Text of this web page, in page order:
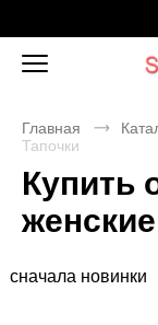
Главная
Тапочки
Купить
женские